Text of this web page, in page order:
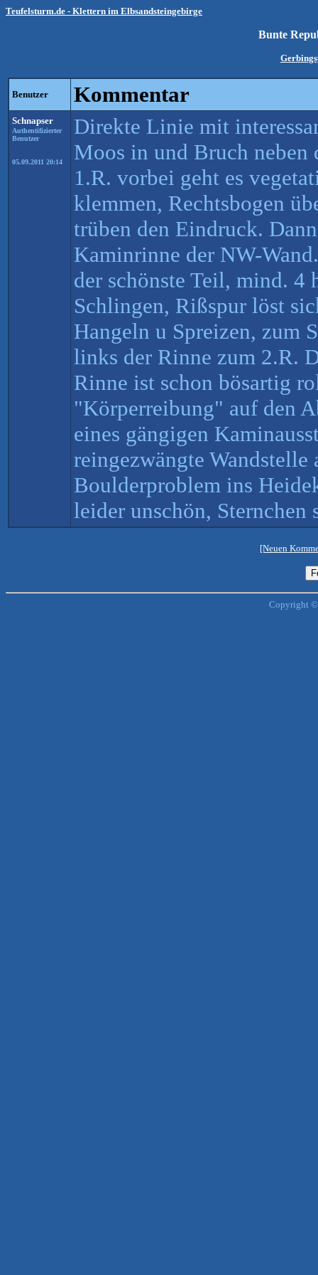
Teufelsturm.de - Klettern im Elbsandsteingebirge
Bunte
Benutzer Kommentar
Schnapser
Authentifizierter
Benutzer
05.09.2011 20:14
Direkte Linie mit
Moos in und Bruch neben
1.R. vorbei geht es
klemmen, Rechtsbogen
trüben den Eindruck.
Kaminrinne der NW-
der schönste Teil, mind. 4
Schlingen, Rißspur löst
Hangeln u Spreizen, zum
links der Rinne zum 2.R.
Rinne ist schon bösartig
"Körperreibung" auf den
eines gängigen
reingezwängte Wandstelle
Boulderproblem ins
leider unschön, Sternchen
[Neuen
Copyright ©